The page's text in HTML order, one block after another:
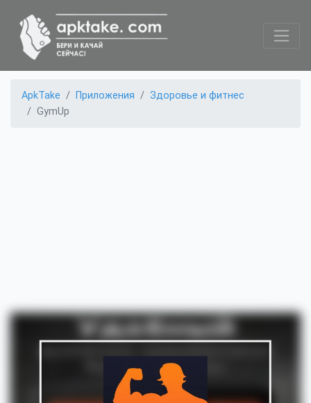
ApkTake Приложения
Здоровье и фитнес
GymUp